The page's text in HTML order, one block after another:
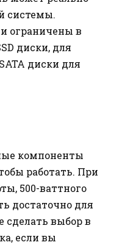
системы.
ограничены в
диски, для
диски для
компоненты
работать. При
500-ваттного
достаточно для
выбор в
если вы